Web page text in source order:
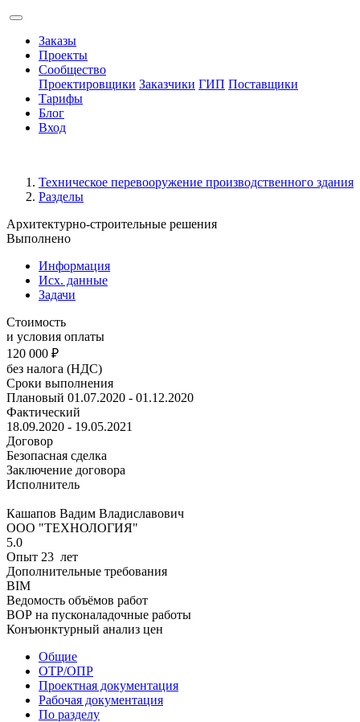
Заказы
Проекты
Сообщество
Проектировщики Заказчики ГИП Поставщики
Тарифы
Блог
Вход
Техническое перевооружение производственного здания
Разделы
Архитектурно-строительные решения
Выполнено
Информация
Исх. данные
Задачи
Стоимость
и условия оплаты
120 000 ₽
без налога (НДС)
Сроки выполнения
Плановый 01.07.2020 - 01.12.2020
Фактический
18.09.2020 - 19.05.2021
Договор
Безопасная сделка
Заключение договора
Исполнитель
Кашапов Вадим Владиславович
ООО "ТЕХНОЛОГИЯ"
5.0
Опыт 23 лет
Дополнительные требования
BIM
Ведомость объёмов работ
ВОР на пусконаладочные работы
Конъюнктурный анализ цен
Общие
ОТР/ОПР
Проектная документация
Рабочая документация
По разделу